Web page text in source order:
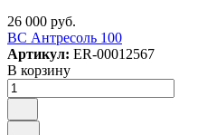
26 000 руб.
ВС Антресоль 100
Артикул: ER-00012567
В корзину